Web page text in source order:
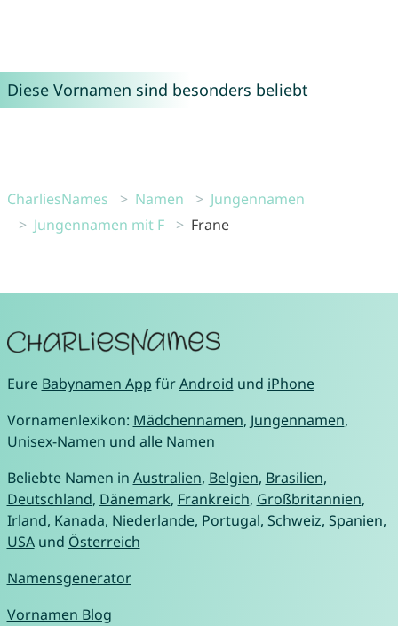
Diese Vornamen sind besonders beliebt
CharliesNames Namen
Jungennamen
Jungennamen mit F
Frane
Eure Babynamen App fürAndroid und iPhone
Vornamenlexikon: Mädchennamen, Jungennamen,
Unisex-Namen und alle Namen
Beliebte Namen in Australien, Belgien, Brasilien,
Deutschland, Dänemark, Frankreich, Großbritannien,
Irland, Kanada, Niederlande, Portugal, Schweiz, Spanien,
USAund Österreich
Namensgenerator
Vornamen Blog